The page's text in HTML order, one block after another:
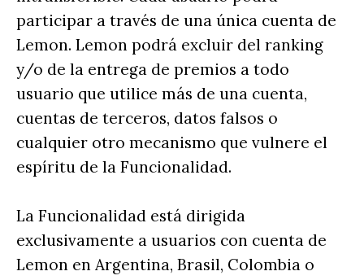
participar a través de una única cuenta de
Lemon. Lemon podrá excluir del ranking
y/o de la entrega de premios a todo
usuario que utilice más de una cuenta,
cuentas de terceros, datos falsos o
cualquier otro mecanismo que vulnere el
espíritu de la Funcionalidad.
La Funcionalidad está dirigida
exclusivamente a usuarios con cuenta de
Lemon en Argentina, Brasil, Colombia o